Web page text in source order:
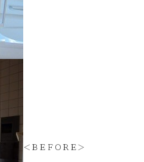
＜ＢＥＦＯＲＥ＞